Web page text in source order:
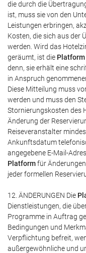
die durch die
ist, muss sie von den
Leistungen erbringen,
Kosten, die sich aus der
werden. Wird das
geräumt, ist die Platform
denn, sie erhält eine
in Anspruch
Diese Mitteilung muss
werden und muss den
Stornierungskosten des
Änderung der
Reiseveranstalter
Ankunftsdatum
angegebene E-Mail-
Platformfür
jeder formellen
12. ÄNDERUNGEN Die
Dienstleistungen, die
Programme in Auftrag
Bedingungen und
Verpflichtung befreit,
außergewöhnliche und